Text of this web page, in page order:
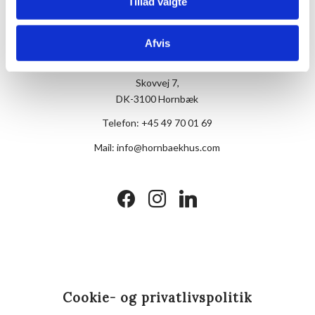
Afvis
Hotel Hornbækhus
Skovvej 7,
DK-3100 Hornbæk
Telefon: +45 49 70 01 69
Mail:info@hornbaekhus.com
facebookinstagramlinkedin
Cookie- og privatlivspolitik